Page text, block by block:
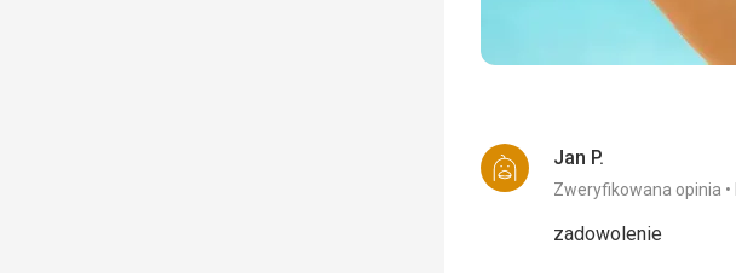
Jan P.
Zweryfikowana opinia
zadowolenie